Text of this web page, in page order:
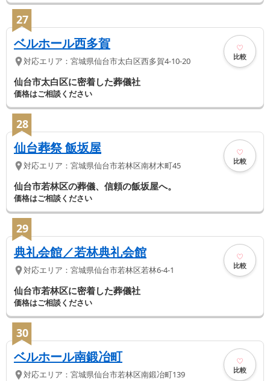
27
ベルホール西多賀
対応エリア： 宮城県仙台市太白区西多賀4-10-20 比較
仙台市太白区に密着した葬儀社
価格はご相談ください
28
仙台葬祭 飯坂屋
対応エリア： 宮城県仙台市若林区南材木町45 比較
仙台市若林区の葬儀、信頼の飯坂屋へ。
価格はご相談ください
29
典礼会館／若林典礼会館
対応エリア： 宮城県仙台市若林区若林6-4-1 比較
仙台市若林区に密着した葬儀社
価格はご相談ください
30
ベルホール南鍛冶町
対応エリア： 宮城県仙台市若林区南鍛冶町139 比較